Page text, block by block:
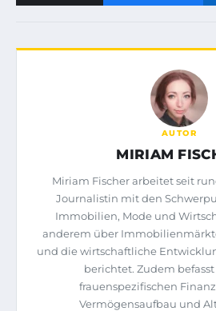
AUTOR
MIRIAM
Miriam Fischer arbeitet seit
Journalistin mit den
Immobilien, Mode und
anderem über
und die wirtschaftliche
berichtet. Zudem
frauenspezifischen
Vermögensaufbau und